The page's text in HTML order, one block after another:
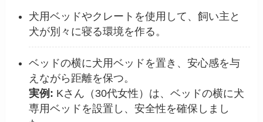
犬用ベッドやクレートを使用して、飼い主と
犬が別々に寝る環境を作る。
ベッドの横に犬用ベッドを置き、安心感を与
えながら距離を保つ。
実例: Kさん（30代女性）は、ベッドの横に犬
専用ベッドを設置し、安全性を確保しまし